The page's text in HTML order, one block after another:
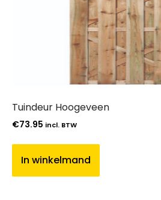
Tuindeur Hoogeveen
€73.95 incl. BTW
In winkelmand